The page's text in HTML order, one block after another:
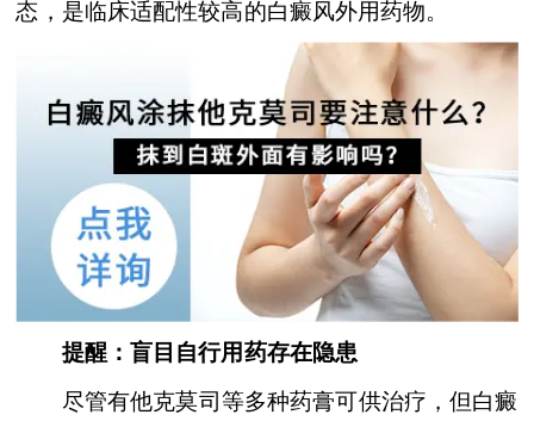
态，是临床适配性较高的白癜风外用药物。
提醒：盲目自行用药存在隐患
尽管有他克莫司等多种药膏可供治疗，但白癜